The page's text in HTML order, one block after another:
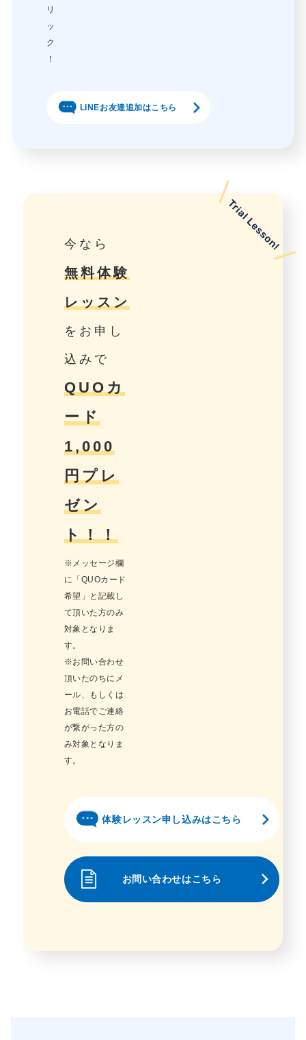
リ
ッ
ク
！
LINEお友達追加はこちら
今なら
無料体験
レッスン
をお申し
込みで
QUOカ
ード
1,000
円プレ
ゼン
ト！！
※メッセージ欄
に「QUOカード
希望」と記載し
て頂いた方のみ
対象となりま
す。
※お問い合わせ
頂いたのちにメ
ール、もしくは
お電話でご連絡
が繋がった方の
み対象となりま
す。
体験レッスン申し込みはこちら
お問い合わせはこちら